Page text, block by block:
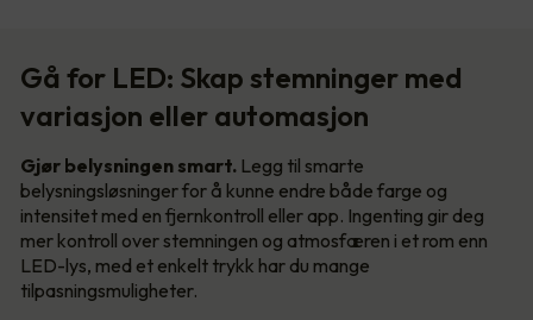
Gå for LED: Skap stemninger med
variasjon eller automasjon
Gjør belysningen smart. Legg til smarte
belysningsløsninger for å kunne endre både farge og
intensitet med en fjernkontroll eller app. Ingenting gir deg
mer kontroll over stemningen og atmosfæren i et rom enn
LED-lys, med et enkelt trykk har du mange
tilpasningsmuligheter.